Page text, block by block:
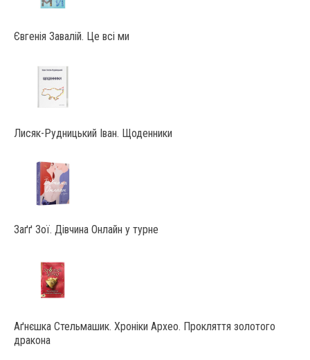
Євгенія Завалій. Це всі ми
Лисяк-Рудницький Іван. Щоденники
Заґґ Зої. Дівчина Онлайн у турне
Аґнєшка Стельмашик. Хроніки Архео. Прокляття золотого
дракона